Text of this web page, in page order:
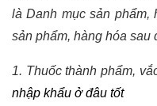
là Danh mục sản phẩm,
sản phẩm, hàng hóa sau
1. Thuốc thành phẩm,
nhập khẩu ở đâu tốt